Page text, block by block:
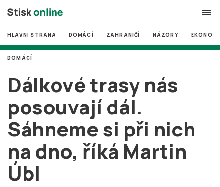
search
# MUNI
# Brno
# volby
login PŘIHLÁSIT SE
Zapomněli jste heslo?
Založit nový účet
HLAVNÍ STRANA DOMÁCÍ ZAHRANIČÍ NÁZORY
Dálkové trasy nás
posouvají dál.
Sáhneme si při nich
na dno, říká Martin
Úbl
DOMÁCÍ